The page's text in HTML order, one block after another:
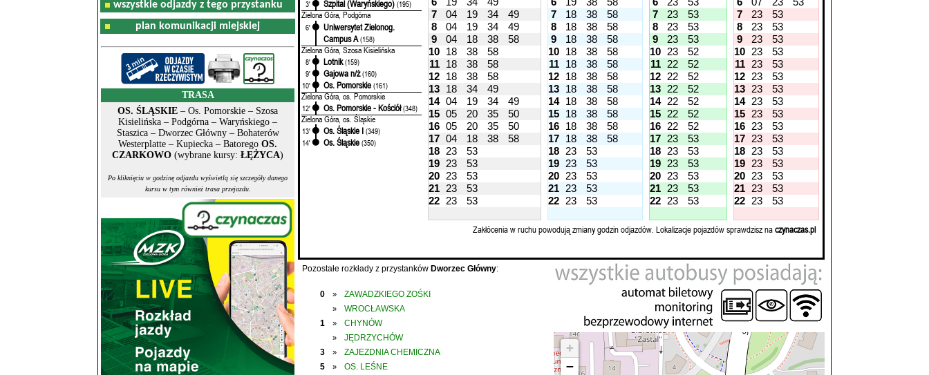
wszystkie odjazdy z tego przystanku
plan komunikacji miejskiej
TRASA
OS. ŚLĄSKIE – Os. Pomorskie – Szosa
Kisielińska – Podgórna – Waryńskiego –
Staszica – Dworzec Główny – Bohaterów
Westerplatte – Kupiecka – Batorego OS.
CZARKOWO (wybrane kursy: ŁĘŻYCA)
Po kliknięciu w godzinę odjazdu wyświetlą się szczegóły danego
kursu w tym również trasa przejazdu.
3' Szpital (Waryńskiego) (195)
Zielona Góra, Podgórna
6'
Uniwersytet Zielonog.
Campus A (158)
Zielona Góra, Szosa Kisielińska
8' Lotnik (159)
9'
Gajowa n/ż (160)
10'
Os. Pomorskie (161)
Zielona Góra, os. Pomorskie
12' Os. Pomorskie - Kościół (348)
Zielona Góra, os. Śląskie
13' Os. Śląskie I (349)
14'
Os. Śląskie (350)
7
04 19 34 49 7 18 38 58 7 23 53 7 23
53
8
04 19 34 49 8 18 38 58 8 23 53 8 23
53
9
04 18 38 58 9 18 38 58 9 23 53 9 23
53
10 18 38 58 10 18 38 58 10 23 52 10 23
53
11
18 38 58 11 18 38 58 11 22 52 11 23
53
12 18 38 58 12 18 38 58 12 22 52 12 23
53
13 18 34 49 13 18 38 58 13 22 52 13 23
53
14 04 19 34 49 14 18 38 58 14 22 52 14 23
53
15 05 20 35 50 15 18 38 58 15 22 52 15 23
53
16 05 20 35 50 16 18 38 58 16 22 52 16 23
53
17 04 18 38 58 17 18 38 58 17 23 53 17 23
53
18 23 53 18 23 53 18 23 53 18 23
53
19 23 53 19 23 53 19 23 53 19 23
53
20 23 53 20 23 53 20 23 53 20 23
53
21 23 53 21 23 53 21 23 53 21 23
53
22 23 53 22 23 53 22 23 53 22 23 53
Zakłócenia w ruchu powodują zmiany godzin odjazdów. Lokalizacje pojazdów sprawdzisz naczynaczas.pl
Pozostałe rozkłady z przystanków Dworzec Główny:
0 » ZAWADZKIEGO ZOŚKI
»
WROCŁAWSKA
1
» CHYNÓW
»
JĘDRZYCHÓW
3
»
ZAJEZDNIA CHEMICZNA
5
» OS. LEŚNE
+
−